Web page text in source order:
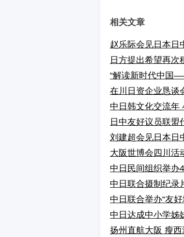
相关文章
赵乐际会见日本日
日方提出希望再次
“解读新时代中国
在川日资企业恳谈
中日韩文化交流年
日中友好议员联盟
刘建超会见日本日
大阪世博会四川活
中日民间组织举办
中日联合摄制纪录
中日联合举办“友
中日达成中小学姊
扬州直航大阪 瘦